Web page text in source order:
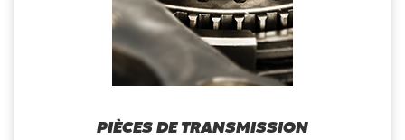
PIÈCES DE TRANSMISSION